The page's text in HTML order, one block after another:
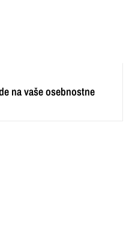
na vaše osebnostne